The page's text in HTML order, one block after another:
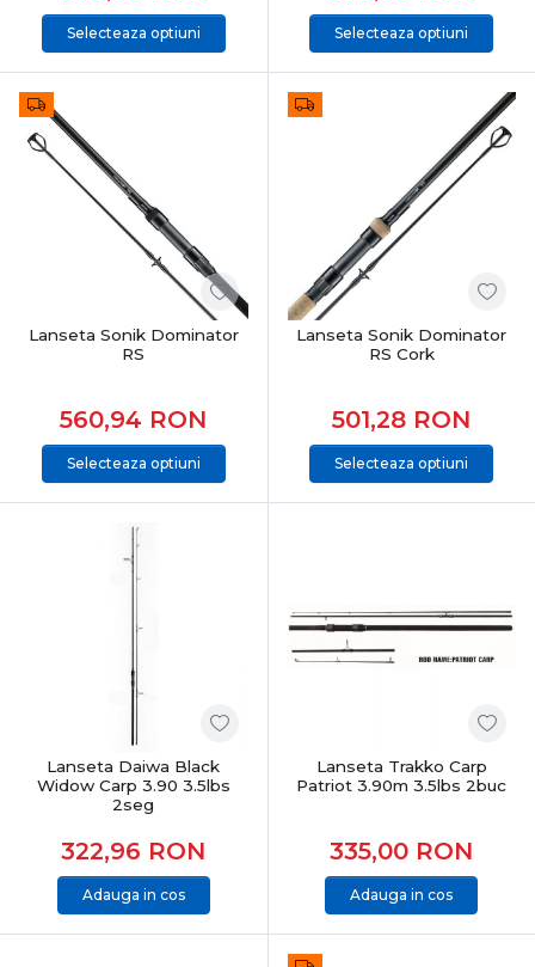
Selecteaza optiuni Selecteaza optiuni
Lanseta Sonik Dominator
RS
560,94 RON
Selecteaza optiuni
Lanseta Sonik Dominator
RS Cork
501,28 RON
Selecteaza optiuni
Lanseta Daiwa Black
Widow Carp 3.90 3.5lbs
2seg
322,96 RON
Adauga in cos
Lanseta Trakko Carp
Patriot 3.90m 3.5lbs 2buc
335,00 RON
Adauga in cos